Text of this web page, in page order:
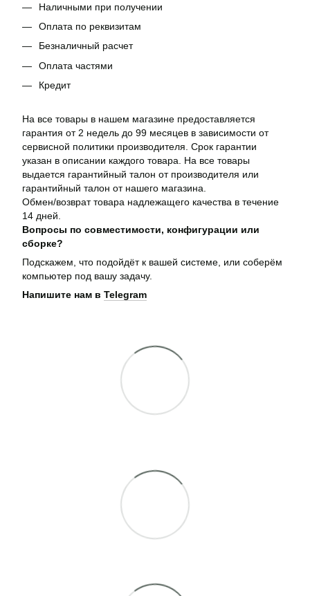
Наличными при получении
Оплата по реквизитам
Безналичный расчет
Оплата частями
Кредит
На все товары в нашем магазине предоставляется
гарантия от 2 недель до 99 месяцев в зависимости от
сервисной политики производителя. Срок гарантии
указан в описании каждого товара. На все товары
выдается гарантийный талон от производителя или
гарантийный талон от нашего магазина.
Обмен/возврат товара надлежащего качества в течение
14 дней.
Вопросы по совместимости, конфигурации или
сборке?
Подскажем, что подойдёт к вашей системе, или соберём
компьютер под вашу задачу.
Напишите нам в Telegram